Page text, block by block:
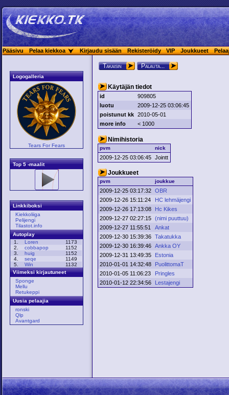
Pääsivu Pelaa kiekkoa Kirjaudu sisään Rekisteröidy VIP Joukkueet
Logogalleria
Tears For Fears
Top 5 -maalit
Linkkiboksi
Kiekkoliiga
Pelijengi
Tilastot.info
Autoplay
1.
Loren
1173
2.
cobbapop
1152
3.
huig
1152
4.
seqe
1149
5.
Win
1132
Viimeksi kirjautuneet
Sponge
Mellu
Retukeppi
Uusia pelaajia
ronski
Qlp
Avantgard
Takaisin Palauta...
Käytäjän tiedot
id
909805
luotu
2009-12-25 03:06:45
poistunut kk 2010-05-01
more info
< 1000
Nimihistoria
pvm nick
2009-12-25 03:06:45 Jointt
Joukkueet
pvm joukkue
2009-12-25 03:17:32 OBR
2009-12-26 15:11:24
HC lehmäjengi
2009-12-26 17:13:08
Hc Kikes
2009-12-27 02:27:15 (nimi puuttuu)
2009-12-27 11:55:51
Ankat
2009-12-30 15:39:36 Takatukka
2009-12-30 16:39:46 Ankka OY
2009-12-31 13:49:35
Estonia
2010-01-01 14:32:48
PuolittomaT
2010-01-05 11:06:23
Pringles
2010-01-12 22:34:56
Lestajengi